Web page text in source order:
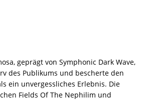
geprägt von Symphonic Dark Wave,
des Publikums und bescherte den
ein unvergessliches Erlebnis. Die
Fields Of The Nephilim und